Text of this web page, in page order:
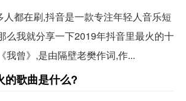
都在刷,抖音是一款专注年轻人音乐短
么我就分享一下2019年抖音里最火的十
我曾》,是由隔壁老樊作词,作...
的歌曲是什么?